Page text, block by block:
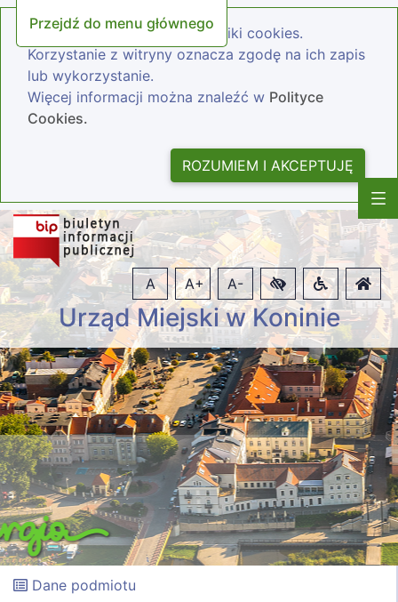
Przejdź do menu głównego
Nasza strona wykorzystuje pliki cookies.
Korzystanie z witryny oznacza zgodę na ich zapis
lub wykorzystanie.
Więcej informacji można znaleźć w Polityce
Cookies.
ROZUMIEM I AKCEPTUJĘ
Urząd Miejski w Koninie
A A+ A-
Dane podmiotu